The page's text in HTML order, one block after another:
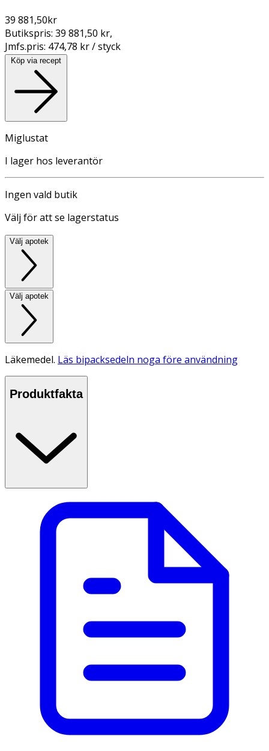
39 881,50kr
Butikspris: 39 881,50 kr,
Jmfs.pris: 474,78 kr / styck
Köp via recept
Miglustat
I lager hos leverantör
Ingen vald butik
Välj för att se lagerstatus
Välj apotek
Välj apotek
Läkemedel. Läs bipacksedeln noga före användning
Produktfakta